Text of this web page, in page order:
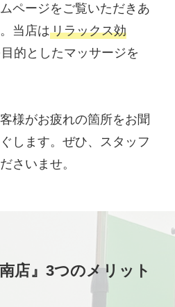
ページをご覧いただきあ
当店はリラックス効
目的としたマッサージを
様がお疲れの箇所をお聞
します。ぜひ、スタッフ
さいませ。
店』3つのメリット